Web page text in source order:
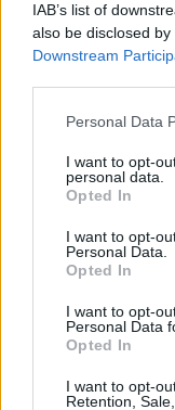
IAB’s list of
also be disclosed
Downstream
Personal Data
I want to opt-
personal data.
Opted In
I want to opt-
Personal Data.
Opted In
I want to opt-
Personal Data
Opted In
I want to opt-
Retention,